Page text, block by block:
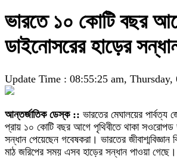
ভারতে ১০ কোটি বছর
ডাইনোসরের হাড়ের
Update Time : 08:55:25 am, Thursday,
আন্তর্জাতিক ডেস্ক :: ভারতের মেঘালয়ের পার্বত্য
প্রায় ১০ কোটি বছর আগে পৃথিবীতে থাকা সওরোপড
সন্ধান পেয়েছেন গবেষকরা। ভারতের
মাঠ জরিপের সময় এসব হাড়ের সন্ধান পাওয়া